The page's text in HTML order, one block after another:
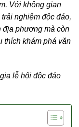
Với không gian
nghiệm độc đáo,
địa phương mà còn
thích khám phá văn
lễ hội độc đáo